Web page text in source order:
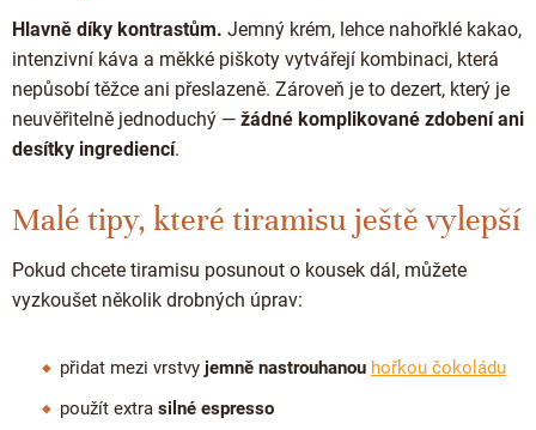
Hlavně díky kontrastům. Jemný krém, lehce nahořklé kakao,
intenzivní káva a měkké piškoty vytvářejí kombinaci, která
nepůsobí těžce ani přeslazeně. Zároveň je to dezert, který je
neuvěřitelně jednoduchý — žádné komplikované zdobení ani
desítky ingrediencí.
Malé tipy, které tiramisu ještě vylepší
Pokud chcete tiramisu posunout o kousek dál, můžete
vyzkoušet několik drobných úprav:
přidat mezi vrstvy jemně nastrouhanou hořkou čokoládu
použít extra silné espresso